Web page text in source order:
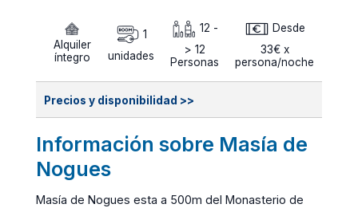
Alquiler
íntegro
1
unidades
12 -
> 12
Personas
Desde
33€ x
persona/noche
Precios y disponibilidad >>
Información sobre Masía de
Nogues
Masía de Nogues esta a 500m del Monasterio de